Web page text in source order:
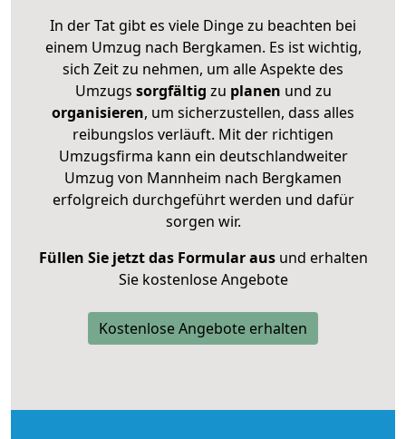
In der Tat gibt es viele Dinge zu beachten bei
einem Umzug nach Bergkamen. Es ist wichtig,
sich Zeit zu nehmen, um alle Aspekte des
Umzugs sorgfältig zu planen und zu
organisieren, um sicherzustellen, dass alles
reibungslos verläuft. Mit der richtigen
Umzugsfirma kann ein deutschlandweiter
Umzug von Mannheim nach Bergkamen
erfolgreich durchgeführt werden und dafür
sorgen wir.
Füllen Sie jetzt das Formular ausund erhalten
Sie kostenlose Angebote
Kostenlose Angebote erhalten